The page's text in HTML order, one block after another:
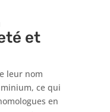
et
leur nom
ce qui
en